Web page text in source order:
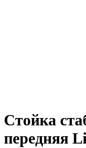
Стойка
передняя